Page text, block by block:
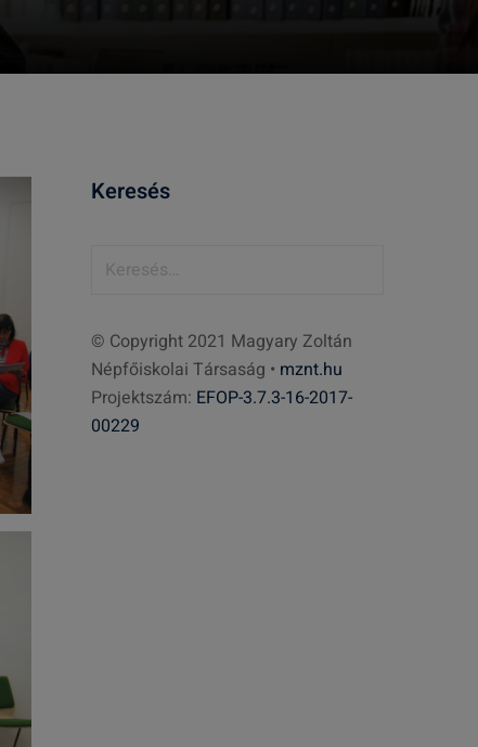
Keresés
e
s
é
s
© Copyright 2021 Magyary Zoltán
Népfőiskolai Társaság • mznt.hu
Projektszám: EFOP-3.7.3-16-2017-
00229